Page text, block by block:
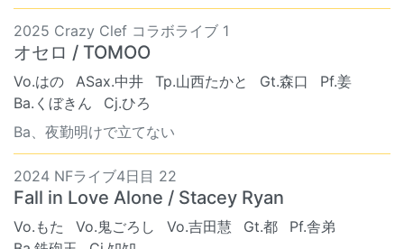
2025 Crazy Clef コラボライブ 1
オセロ / TOMOO
Vo.はの ASax.中井 Tp.山西たかと Gt.森口
Pf.姜
Ba.くぼきん
Cj.ひろ
Ba、夜勤明けで立てない
2024 NFライブ4日目 22
Fall in Love Alone / Stacey Ryan
Vo.もた Vo.鬼ごろし Vo.吉田慧 Gt.都
Pf.舎弟